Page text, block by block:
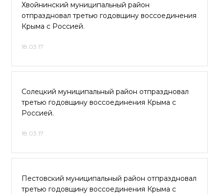
Хвойнинский муниципальный район
отпраздновал третью годовщину воссоединения
Крыма с Россией.
18.03.17
Солецкий муниципальный район отпраздновал
третью годовщину воссоединения Крыма с
Россией.
18.03.17
Пестовский муниципальный район отпраздновал
третью годовщину воссоединения Крыма с